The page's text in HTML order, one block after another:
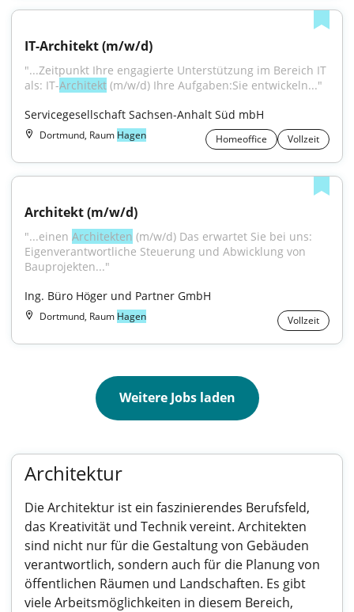
IT-Architekt (m/w/d)
"...Zeitpunkt Ihre engagierte Unterstützung im Bereich IT
als: IT-Architekt (m/w/d) Ihre Aufgaben:Sie entwickeln..."
Servicegesellschaft Sachsen-Anhalt Süd mbH
Dortmund, Raum Hagen Homeoffice Vollzeit
Architekt (m/w/d)
"...einen Architekten (m/w/d) Das erwartet Sie bei uns:
Eigenverantwortliche Steuerung und Abwicklung von
Bauprojekten..."
Ing. Büro Höger und Partner GmbH
Dortmund, Raum Hagen Vollzeit
Weitere Jobs laden
Architektur
Die Architektur ist ein faszinierendes Berufsfeld,
das Kreativität und Technik vereint. Architekten
sind nicht nur für die Gestaltung von Gebäuden
verantwortlich, sondern auch für die Planung von
öffentlichen Räumen und Landschaften. Es gibt
viele Arbeitsmöglichkeiten in diesem Bereich,